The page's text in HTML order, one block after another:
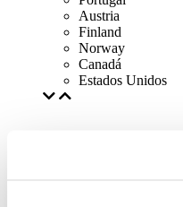
Austria
Finland
Norway
Canadá
Estados Unidos